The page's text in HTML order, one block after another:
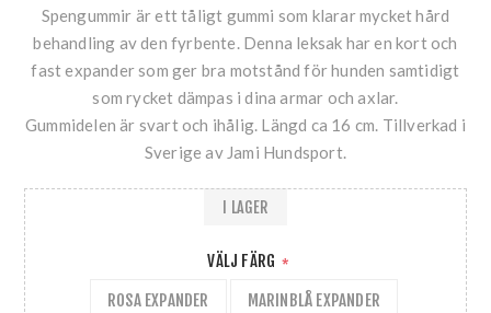
Spengummir är ett tåligt gummi som klarar mycket hård
behandling av den fyrbente. Denna leksak har en kort och
fast expander som ger bra motstånd för hunden samtidigt
som rycket dämpas i dina armar och axlar.
Gummidelen är svart och ihålig. Längd ca 16 cm. Tillverkad i
Sverige av Jami Hundsport.
VÄLJ FÄRG *
ROSA EXPANDER MARINBLÅ EXPANDER
I LAGER